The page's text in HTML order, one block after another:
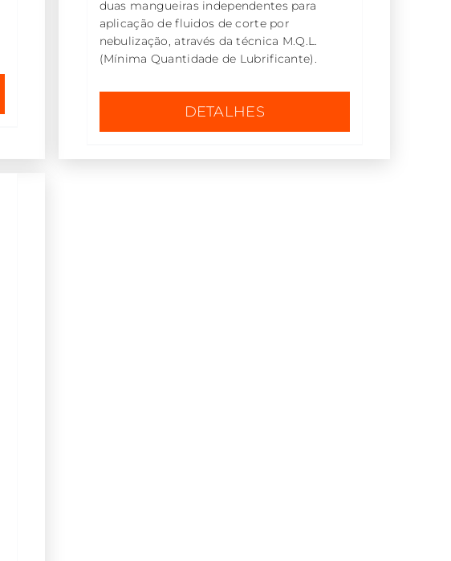
duas mangueiras independentes para
aplicação de fluidos de corte por
nebulização, através da técnica M.Q.L.
(Mínima Quantidade de Lubrificante).
DETALHES